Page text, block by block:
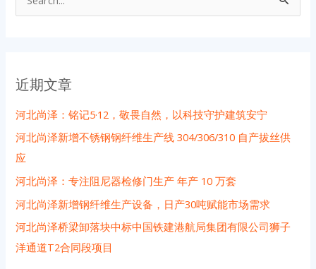
近期文章
河北尚泽：铭记5·12，敬畏自然，以科技守护建筑安宁
河北尚泽新增不锈钢钢纤维生产线 304/306/310 自产拔丝供
应
河北尚泽：专注阻尼器检修门生产 年产 10 万套
河北尚泽新增钢纤维生产设备，日产30吨赋能市场需求
河北尚泽桥梁卸落块中标中国铁建港航局集团有限公司狮子
洋通道T2合同段项目